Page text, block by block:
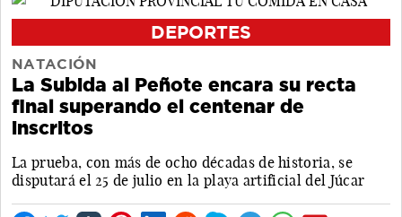
DEPORTES
NATACIÓN
La Subida al Peñote encara su recta
final superando el centenar de
inscritos
La prueba, con más de ocho décadas de historia, se
disputará el 25 de julio en la playa artificial del Júcar